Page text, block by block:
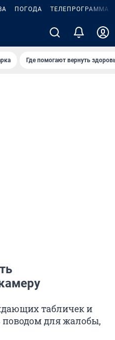
ПОГОДА ТЕЛЕПРОГРАММА
Где помогают вернуть
табличек и
поводом для жалобы,